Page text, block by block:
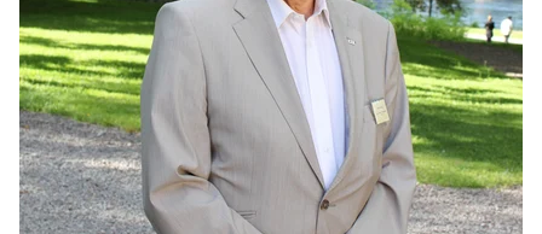
ÖVRIGA FORMAT
KONTAKT
PRESSKONTAKT
PEER REVIEW-PROCESSEN